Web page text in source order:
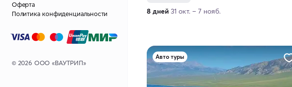
Оферта
Политика конфиденциальности
© 2026 ООО «ВАУТРИП»
8 дней 31 окт. – 7 нояб.
Авто туры